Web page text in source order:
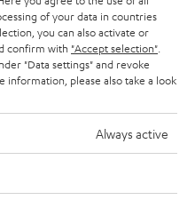
Unterstützung inklusive
HDR10+ für eine überragende
Bildqualität mit lebensechten
Kontrasten und Farben
179,00€
of your data in countries
you can also activate or
confirm with "Accept selection"
"Data settings" and revoke
please also take a look
Always active